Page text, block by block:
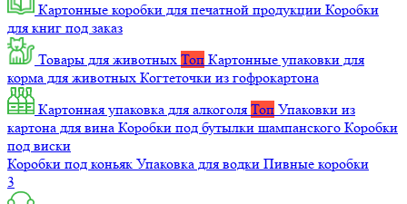
Картонные коробки для печатной продукции Коробки
для книг под заказ
Товары для животных Топ Картонные упаковки для
корма для животных Когтеточки из гофрокартона
Картонная упаковка для алкоголя Топ Упаковки из
картона для вина Коробки под бутылки шампанского Коробки
под виски
Коробки под коньяк Упаковка для водки Пивные коробки
3